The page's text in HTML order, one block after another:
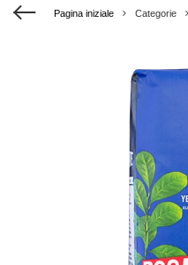
Pagina iniziale Categorie